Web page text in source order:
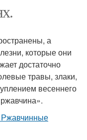
а
которые они
достаточно
травы, злаки,
весеннего